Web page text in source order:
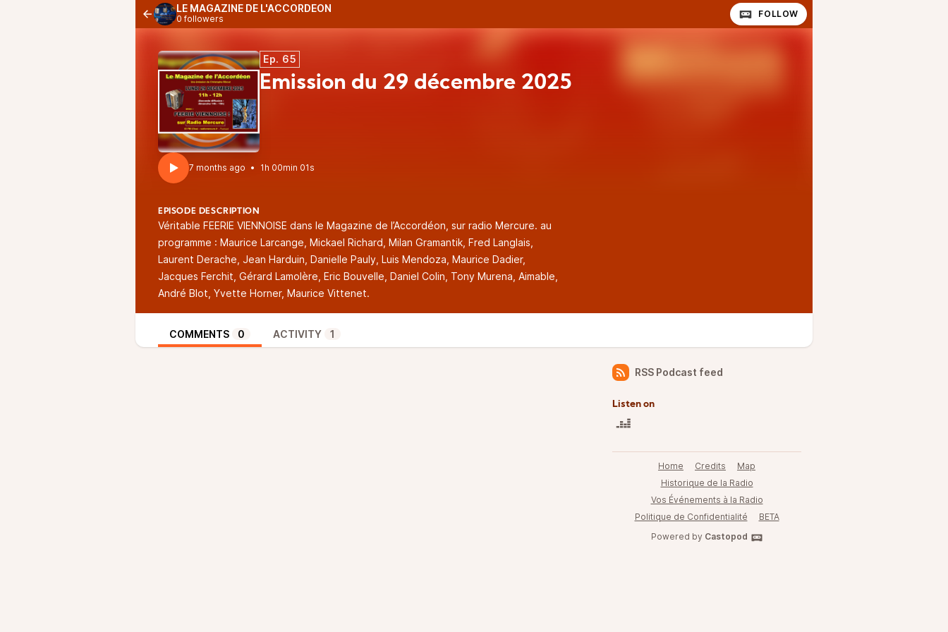
LE MAGAZINE DE L'ACCORDÉON
0 followers FOLLOW
Ep. 65
Émission du 29 décembre 2025
7 months ago • 1h 00min 01s
EPISODE DESCRIPTION
Véritable FEERIE VIENNOISE dans le Magazine de l’Accordéon, sur radio Mercure. au
programme : Maurice Larcange, Mickael Richard, Milan Gramantik, Fred Langlais,
Laurent Derache, Jean Harduin, Danielle Pauly, Luis Mendoza, Maurice Dadier,
Jacques Ferchit, Gérard Lamolère, Eric Bouvelle, Daniel Colin, Tony Murena, Aimable,
André Blot, Yvette Horner, Maurice Vittenet.
COMMENTS 0 ACTIVITY 1
RSS Podcast feed
Listen on
Home Credits
Map
Historique de la Radio
Vos Événements à la Radio
Politique de Confidentialité
BETA
Powered by Castopod